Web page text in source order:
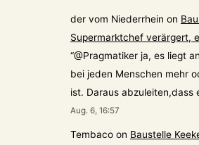
der vom Niederrhein on
Supermarktchef verärgert,
“@Pragmatiker ja, es liegt
bei jeden Menschen mehr
ist. Daraus abzuleiten,dass
Aug. 6, 16:57
Tembaco on Baustelle